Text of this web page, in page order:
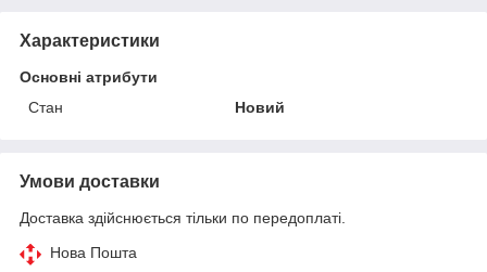
Характеристики
Основні атрибути
Стан
Новий
Умови доставки
Доставка здійснюється тільки по передоплаті.
Нова Пошта